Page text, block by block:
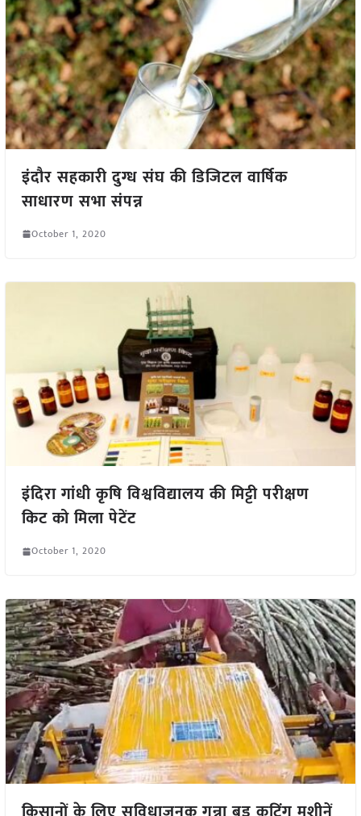
इंदौर सहकारी दुग्ध संघ की डिजिटल वार्षिक
साधारण सभा संपन्न
October 1, 2020
इंदिरा गांधी कृषि विश्वविद्यालय की मिट्टी परीक्षण
किट को मिला पेटेंट
October 1, 2020